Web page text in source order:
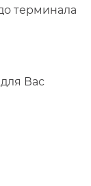
терминала
Вас